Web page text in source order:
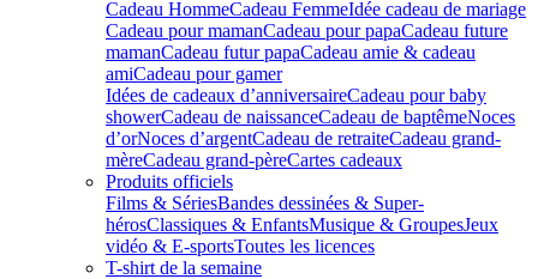
Cadeau HommeCadeau FemmeIdée cadeau de mariage​
Cadeau pour mamanCadeau pour papaCadeau future
mamanCadeau futur papaCadeau amie & cadeau
amiCadeau pour gamer
Idées de cadeaux d’anniversaireCadeau pour baby
showerCadeau de naissanceCadeau de baptêmeNoces
d’orNoces d’argentCadeau de retraiteCadeau grand-
mèreCadeau grand-pèreCartes cadeaux
Produits officiels
Films & SériesBandes dessinées & Super-
hérosClassiques & EnfantsMusique & GroupesJeux
vidéo & E-sportsToutes les licences
T-shirt de la semaine